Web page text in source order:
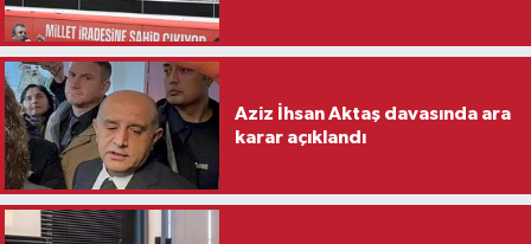
Aziz İhsan Aktaş davasında ara
karar açıklandı